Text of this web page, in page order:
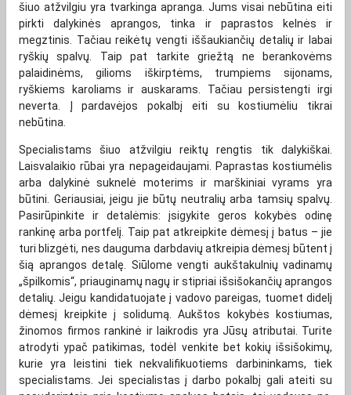
šiuo atžvilgiu yra tvarkinga apranga. Jums visai nebūtina eiti
pirkti dalykinės aprangos, tinka ir paprastos kelnės ir
megztinis. Tačiau reikėtų vengti iššaukiančių detalių ir labai
ryškių spalvų. Taip pat tarkite griežtą ne berankovėms
palaidinėms, gilioms iškirptėms, trumpiems sijonams,
ryškiems karoliams ir auskarams. Tačiau persistengti irgi
neverta. Į pardavėjos pokalbį eiti su kostiumėliu tikrai
nebūtina.
Specialistams šiuo atžvilgiu reiktų rengtis tik dalykiškai.
Laisvalaikio rūbai yra nepageidaujami. Paprastas kostiumėlis
arba dalykinė suknelė moterims ir marškiniai vyrams yra
būtini. Geriausiai, jeigu jie būtų neutralių arba tamsių spalvų.
Pasirūpinkite ir detalėmis: įsigykite geros kokybės odinę
rankinę arba portfelį. Taip pat atkreipkite dėmesį į batus – jie
turi blizgėti, nes dauguma darbdavių atkreipia dėmesį būtent į
šią aprangos detalę. Siūlome vengti aukštakulnių vadinamų
„špilkomis“, priauginamų nagų ir stipriai išsišokančių aprangos
detalių. Jeigu kandidatuojate į vadovo pareigas, tuomet didelį
dėmesį kreipkite į solidumą. Aukštos kokybės kostiumas,
žinomos firmos rankinė ir laikrodis yra Jūsų atributai. Turite
atrodyti ypač patikimas, todėl venkite bet kokių išsišokimų,
kurie yra leistini tiek nekvalifikuotiems darbininkams, tiek
specialistams. Jei specialistas į darbo pokalbį gali ateiti su